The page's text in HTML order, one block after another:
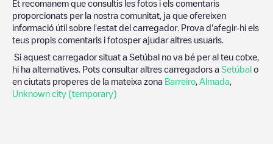
Et recomanem que consultis les fotos i els comentaris
proporcionats per la nostra comunitat, ja que ofereixen
informació útil sobre l'estat del carregador. Prova d'afegir-hi els
teus propis comentaris i fotosper ajudar altres usuaris.
Si aquest carregador situat a Setúbal no va bé per al teu cotxe,
hi ha alternatives. Pots consultar altres carregadors a Setúbal o
en ciutats properes de la mateixa zona Barreiro Almada
Unknown city (temporary)